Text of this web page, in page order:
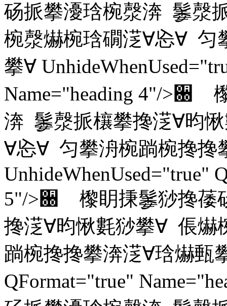
砀挀攀瀀琀椀漀渀 䰀漀
椀漀爀椀琀礀㴀∀㤀∀ 匀
攀∀
Name="heading 4"/>਀
渀 䰀漀挀欀攀搀㴀∀昀
∀㤀∀ 匀攀洀椀䠀椀搀搀
UnhideWhenUsed="true"
5"/>਀ 㰀眀㨀䰀猀搀䔀
搀㴀∀昀愀氀猀攀∀ 倀爀
䠀椀搀搀攀渀㴀∀琀爀甀
QFormat="true"